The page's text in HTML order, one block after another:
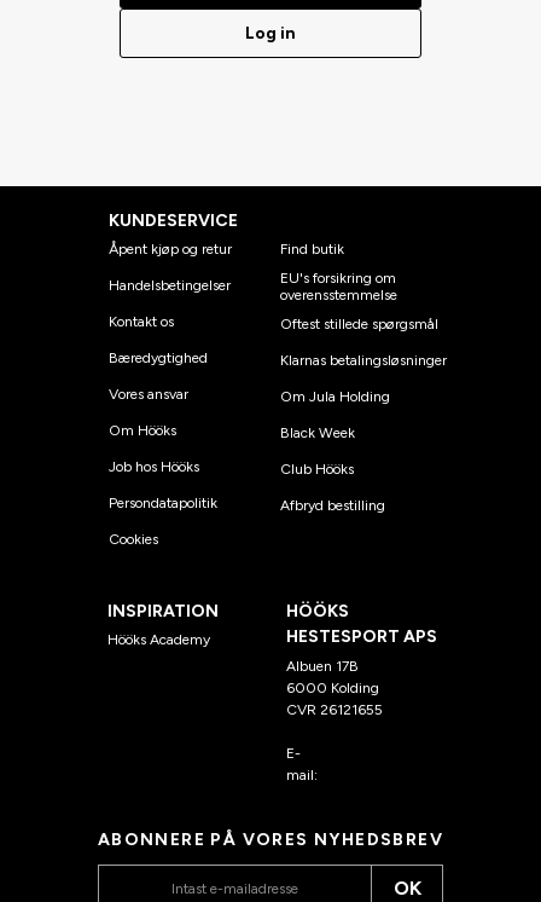
Log in
KUNDESERVICE
Åpent kjøp og retur
Handelsbetingelser
Kontakt os
Bæredygtighed
Vores ansvar
Om Hööks
Job hos Hööks
Persondatapolitik
Cookies
Find butik
EU's forsikring om
overensstemmelse
Oftest stillede spørgsmål
Klarnas betalingsløsninger
Om Jula Holding
Black Week
Club Hööks
Afbryd bestilling
INSPIRATION
Hööks Academy
HÖÖKS
HESTESPORT APS
Albuen 17B
6000 Kolding
CVR 26121655
E-
mail:
ABONNERE PÅ VORES NYHEDSBREV
OK